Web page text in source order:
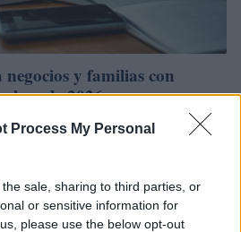
Process My Personal
sale, sharing to third parties, or
or sensitive information for
please use the below opt-out
y familias con
de 2026
emprendedores y familias en 2026,
un acompañamiento formativo con la